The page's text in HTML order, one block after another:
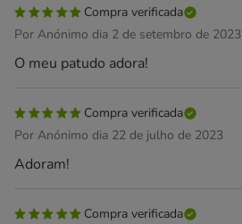
Compra verificada
Por Anónimo dia 2 de setembro de 2023
O meu patudo adora!
Compra verificada
Por Anónimo dia 22 de julho de 2023
Adoram!
Compra verificada